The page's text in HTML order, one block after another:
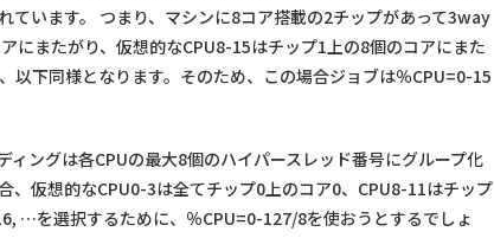
ています。 つまり、マシンに8コア搭載の2チップがあって3way
にまたがり、仮想的なCPU8-15はチップ1上の8個のコアにまた
以下同様となります。そのため、この場合ジョブは％CPU=0-15
ングは各CPUの最大8個のハイパースレッド番号にグループ化
、仮想的なCPU0-3は全てチップ0上のコア0、CPU8-11はチップ
…を選択するために、％CPU=0-127/8を使おうとするでしょ